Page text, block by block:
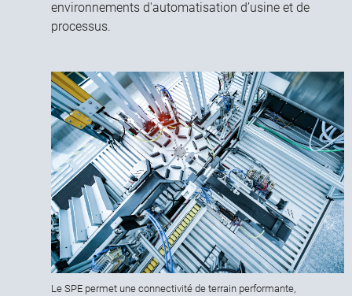
environnements d'automatisation d’usine et de
processus.
Le SPE permet une connectivité de terrain performante,